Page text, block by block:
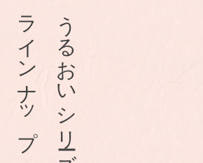
うるおいシリーズ
ラインナップ